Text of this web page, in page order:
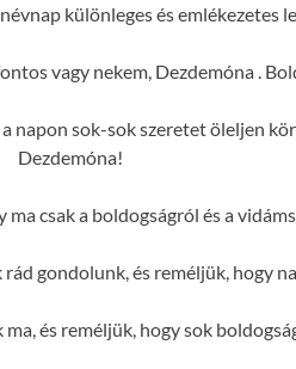
különleges és emlékezetes
vagy nekem, Dezdemóna .
napon sok-sok szeretet öleljen
Dezdemóna!
ma csak a boldogságról és a
gondolunk, és reméljük, hogy
és reméljük, hogy sok